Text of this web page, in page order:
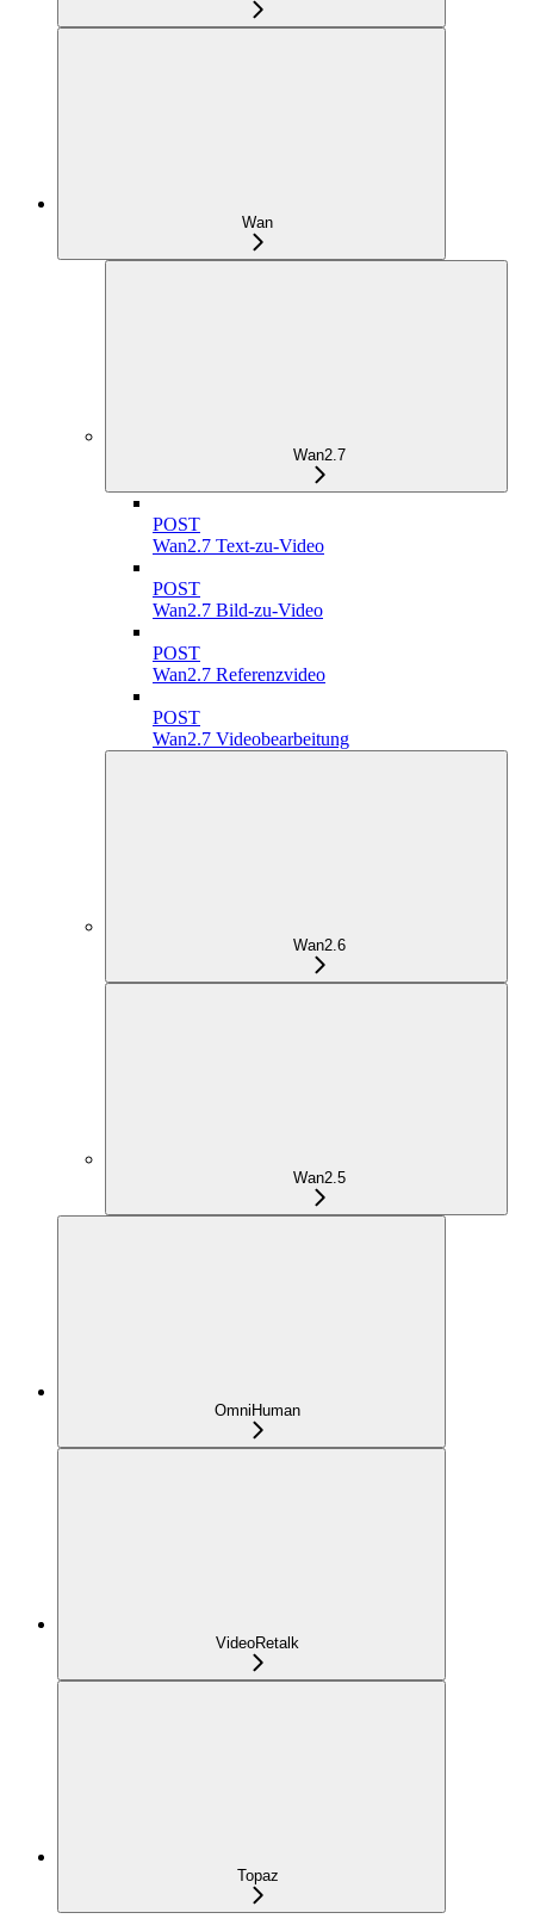
Wan
Wan2.7
POST
Wan2.7 Text-zu-Video
POST
Wan2.7 Bild-zu-Video
POST
Wan2.7 Referenzvideo
POST
Wan2.7 Videobearbeitung
Wan2.6
Wan2.5
OmniHuman
VideoRetalk
Topaz